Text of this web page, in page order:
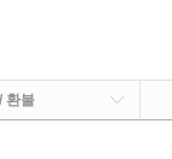
환불